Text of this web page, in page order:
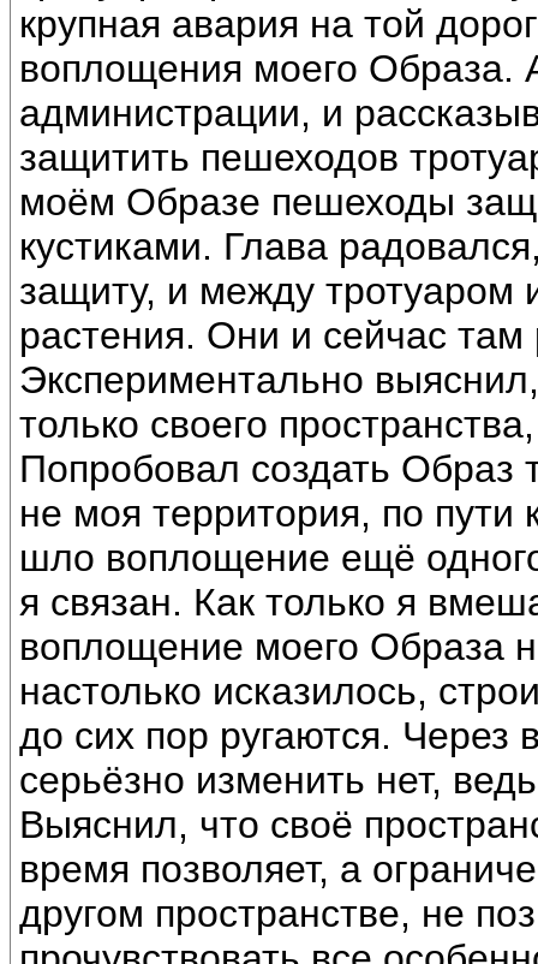
крупная авария на той
воплощения моего Образа.
администрации, и
защитить пешеходов
моём Образе пешеходы
кустиками. Глава
защиту, и между тротуаром
растения. Они и сейчас там
Экспериментально
только своего
Попробовал создать Образ
не моя территория, по пути
шло воплощение ещё
я связан. Как только я
воплощение моего Образа
настолько исказилось,
до сих пор ругаются. Через
серьёзно изменить нет,
Выяснил, что своё
время позволяет, а
другом пространстве, не